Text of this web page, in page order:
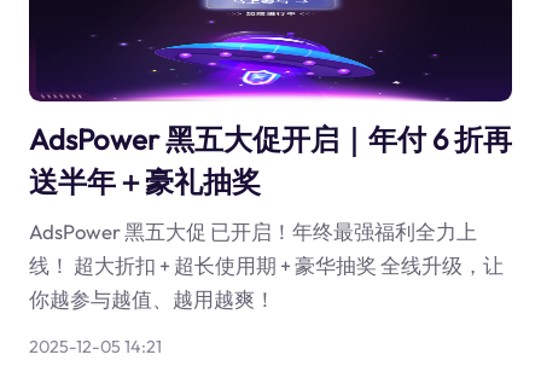
AdsPower 黑五大促开启｜年付 6 折再
送半年＋豪礼抽奖
AdsPower 黑五大促 已开启！年终最强福利全力上
线！ 超大折扣 + 超长使用期 + 豪华抽奖 全线升级，让
你越参与越值、越用越爽！
2025-12-05 14:21